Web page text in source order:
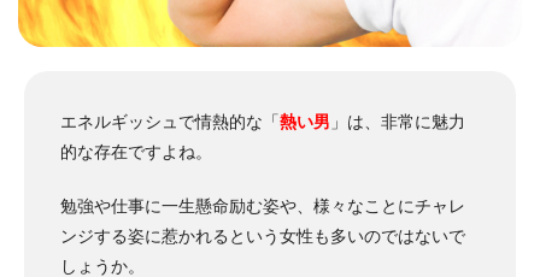
エネルギッシュで情熱的な「熱い男 」は、非常に魅力
的な存在ですよね。
勉強や仕事に一生懸命励む姿や、様々なことにチャレ
ンジする姿に惹かれるという女性も多いのではないで
しょうか。